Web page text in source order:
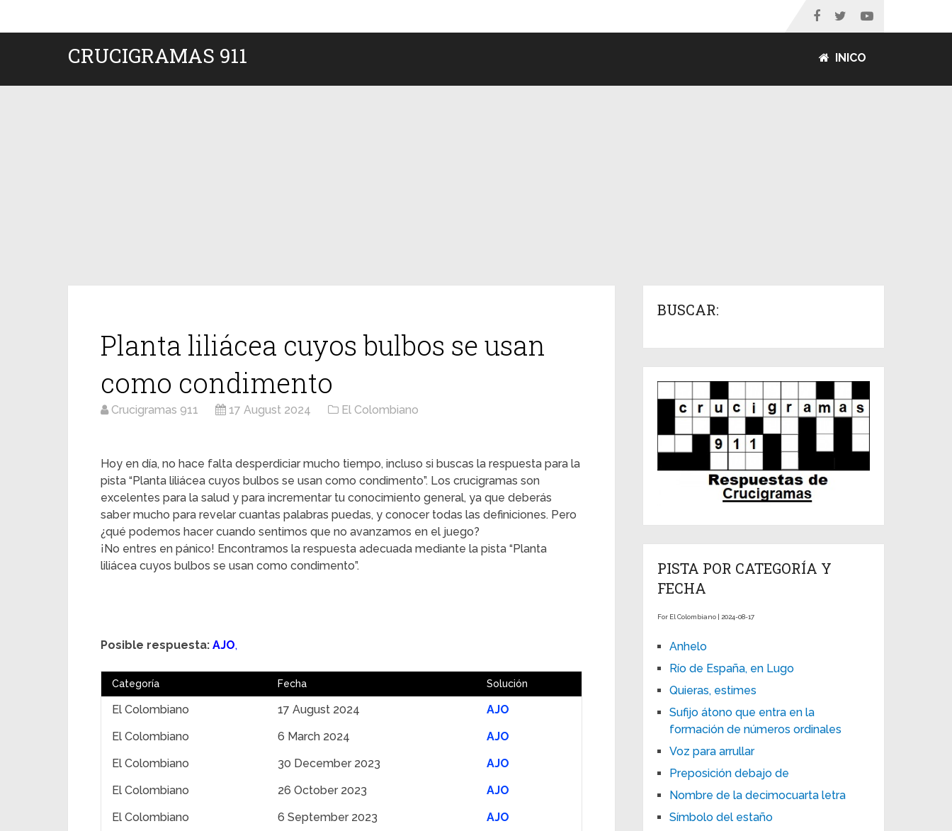
CRUCIGRAMAS 911 INICO
Planta liliácea cuyos bulbos se usan
como condimento
Crucigramas 911 17 August 2024 El Colombiano
Hoy en día, no hace falta desperdiciar mucho tiempo, incluso si buscas la respuesta para la
pista “Planta liliácea cuyos bulbos se usan como condimento”. Los crucigramas son
excelentes para la salud y para incrementar tu conocimiento general, ya que deberás
saber mucho para revelar cuantas palabras puedas, y conocer todas las definiciones. Pero
¿qué podemos hacer cuando sentimos que no avanzamos en el juego?
¡No entres en pánico! Encontramos la respuesta adecuada mediante la pista “Planta
liliácea cuyos bulbos se usan como condimento”.
Posible respuesta: AJO,
Categoría Fecha Solución
El Colombiano 17 August 2024
AJO
El Colombiano
6 March 2024
AJO
El Colombiano
30 December 2023
AJO
El Colombiano
26 October 2023
AJO
El Colombiano
6 September 2023
AJO
BUSCAR:
PISTA POR CATEGORÍA Y
FECHA
For El Colombiano | 2024-08-17
Anhelo
Río de España, en Lugo
Quieras, estimes
Sufijo átono que entra en la
formación de números ordinales
Voz para arrullar
Preposición debajo de
Nombre de la decimocuarta letra
Símbolo del estaño